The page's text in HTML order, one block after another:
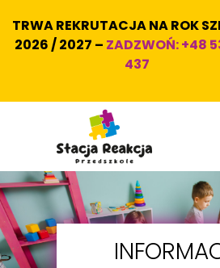
TRWA REKRUTACJA NA ROK
2026 / 2027 – ZADZWOŃ:+48
437